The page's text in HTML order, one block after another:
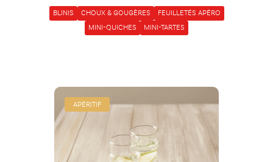
BLINIS CHOUX & GOUGÈRES
FEUILLETÉS APÉRO
MINI-QUICHES
MINI-TARTES
APÉRITIF